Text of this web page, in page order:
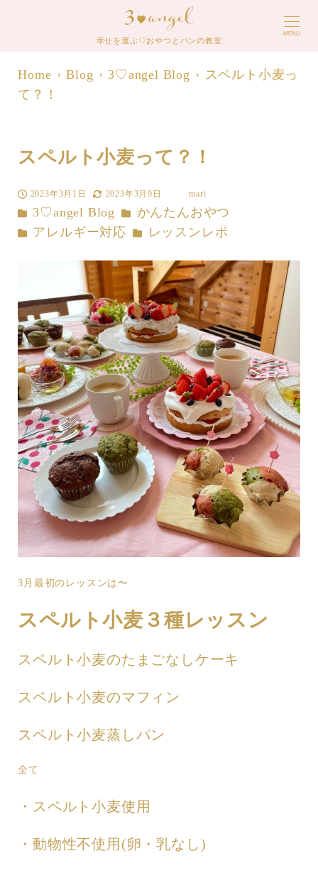
幸せを運ぶ♡おやつとパンの教室
MENU
Home Blog 3♡angel Blog
スペルト小麦っ
て？！
スペルト小麦って？！
投稿日
2023年3月1日
更新日
2023年3月9日
者
mari
カテゴリー
3♡angel Blog カテゴリー
かんたんおやつ
カテゴリー
アレルギー対応 カテゴリー
レッスンレポ
3月最初のレッスンは〜
スペルト小麦３種レッスン
スペルト小麦のたまごなしケーキ
スペルト小麦のマフィン
スペルト小麦蒸しパン
全て
・スペルト小麦使用
・動物性不使用(卵・乳なし)